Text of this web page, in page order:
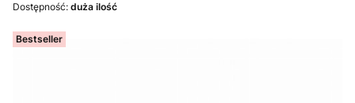
Dostępność: duża ilość
Bestseller